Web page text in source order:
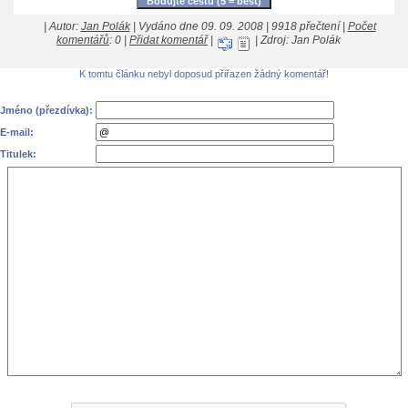
| Autor: Jan Polák| Vydáno dne 09. 09. 2008 | 9918 přečtení | Počet
komentářů: 0 | Přidat komentář| | Zdroj: Jan Polák
K tomtu článku nebyl doposud přiřazen žádný komentář!
Jméno (přezdívka):
E-mail:
Titulek: